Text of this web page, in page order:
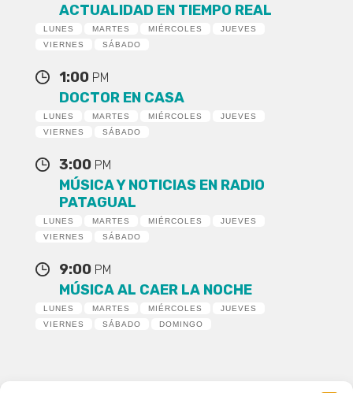
ACTUALIDAD EN TIEMPO REAL
LUNES MARTES MIÉRCOLES
JUEVES
VIERNES
SÁBADO
1:00 PM
DOCTOR EN CASA
LUNES MARTES MIÉRCOLES
JUEVES
VIERNES
SÁBADO
3:00 PM
MÚSICA Y NOTICIAS EN RADIO
PATAGUAL
LUNES MARTES MIÉRCOLES
JUEVES
VIERNES
SÁBADO
9:00 PM
MÚSICA AL CAER LA NOCHE
LUNES MARTES MIÉRCOLES
JUEVES
VIERNES
SÁBADO DOMINGO